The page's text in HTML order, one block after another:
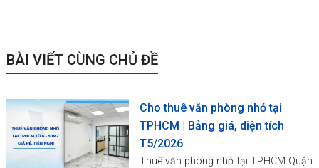
BÀI VIẾT CÙNG CHỦ ĐỀ
Cho thuê văn phòng nhỏ tại
TPHCM | Bảng giá, diện tích
T5/2026
Thuê văn phòng nhỏ tại TPHCM Quận